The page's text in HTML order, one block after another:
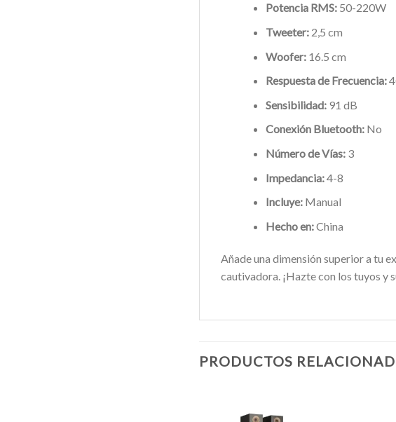
Potencia RMS:50-220W
Tweeter:2,5 cm
Woofer:16.5 cm
Respuesta de Frecuencia:
Sensibilidad:91 dB
Conexión Bluetooth:No
Número de Vías:3
Impedancia:4-8
Incluye:Manual
Hecho en:China
Añade una dimensión superior a tu
cautivadora. ¡Hazte con los tuyos y
PRODUCTOS